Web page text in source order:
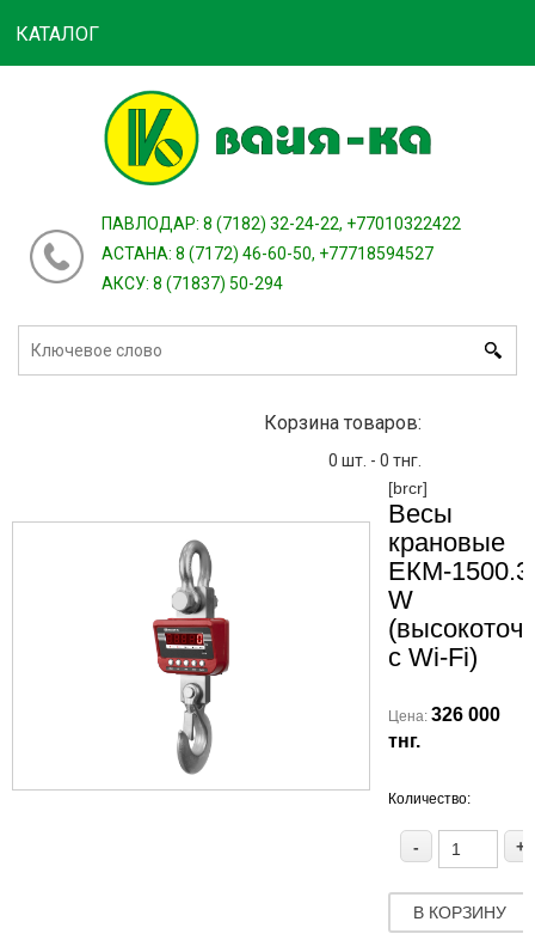
ПАВЛОДАР: 8 (7182) 32-24-22, +77010322422
АСТАНА: 8 (7172) 46-60-50, +77718594527
АКСУ: 8 (71837) 50-294
Корзина товаров:
0 шт. - 0 тнг.
КАТАЛОГ
[brcr]
Весы
крановые
ЕКМ-
W
c Wi-Fi)
Цена: 326 000
тнг.
Количество:
+
-
В КОРЗИНУ